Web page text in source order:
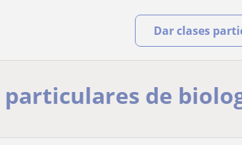
Dar clases
de